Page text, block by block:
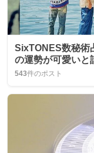
SixTONES数秘術
の運勢が可愛いと
543件のポスト